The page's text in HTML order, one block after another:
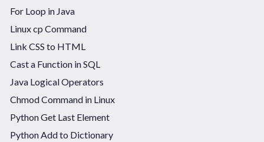
For Loop in Java
Linux cp Command
Link CSS to HTML
Cast a Function in SQL
Java Logical Operators
Chmod Command in Linux
Python Get Last Element
Python Add to Dictionary